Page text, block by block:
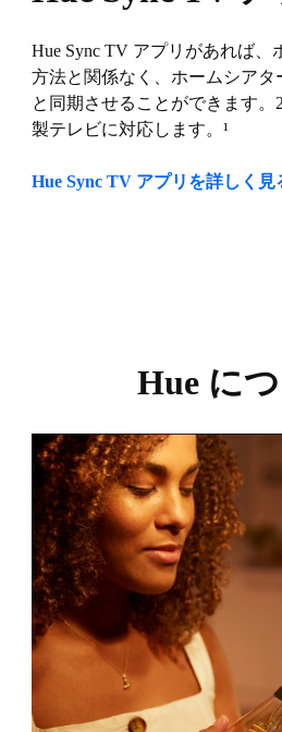
Hue Sync TV アプリがあれば、
方法と関係なく、ホームシア
と同期させることができます。
製テレビに対応します。¹
Hue Sync TV アプリを詳しく見
Hue に